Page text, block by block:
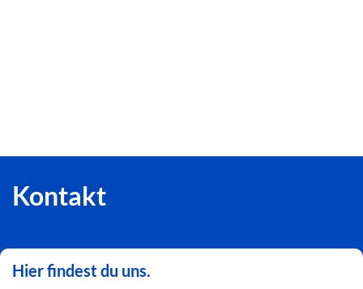
Kontakt
Hier findest du uns.